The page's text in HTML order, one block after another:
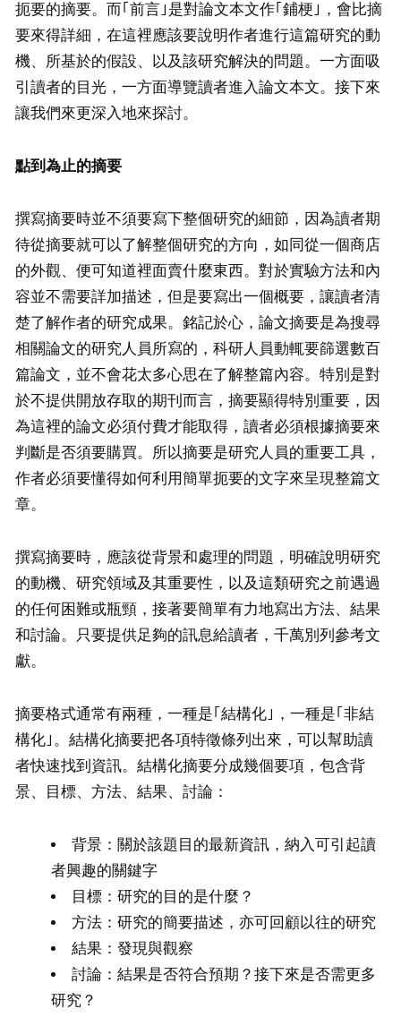
扼要的摘要。而｢前言｣是對論文本文作｢鋪梗｣，會比摘
要來得詳細，在這裡應該要說明作者進行這篇研究的動
機、所基於的假設、以及該研究解決的問題。一方面吸
引讀者的目光，一方面導覽讀者進入論文本文。接下來
讓我們來更深入地來探討。
點到為止的摘要
撰寫摘要時並不須要寫下整個研究的細節，因為讀者期
待從摘要就可以了解整個研究的方向，如同從一個商店
的外觀、便可知道裡面賣什麼東西。對於實驗方法和內
容並不需要詳加描述，但是要寫出一個概要，讓讀者清
楚了解作者的研究成果。銘記於心，論文摘要是為搜尋
相關論文的研究人員所寫的，科研人員動輒要篩選數百
篇論文，並不會花太多心思在了解整篇內容。特別是對
於不提供開放存取的期刊而言，摘要顯得特別重要，因
為這裡的論文必須付費才能取得，讀者必須根據摘要來
判斷是否須要購買。所以摘要是研究人員的重要工具，
作者必須要懂得如何利用簡單扼要的文字來呈現整篇文
章。
撰寫摘要時，應該從背景和處理的問題，明確說明研究
的動機、研究領域及其重要性，以及這類研究之前遇過
的任何困難或瓶頸，接著要簡單有力地寫出方法、結果
和討論。只要提供足夠的訊息給讀者，千萬別列參考文
獻。
摘要格式通常有兩種，一種是｢結構化｣，一種是｢非結
構化｣。結構化摘要把各項特徵條列出來，可以幫助讀
者快速找到資訊。結構化摘要分成幾個要項，包含背
景、目標、方法、結果、討論：
背景：關於該題目的最新資訊，納入可引起讀
者興趣的關鍵字
目標：研究的目的是什麼？
方法：研究的簡要描述，亦可回顧以往的研究
結果：發現與觀察
討論：結果是否符合預期？接下來是否需更多
研究？